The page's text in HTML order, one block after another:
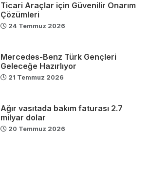
Ticari Araçlar için Güvenilir Onarım
Çözümleri
24 Temmuz 2026
Mercedes-Benz Türk Gençleri
Geleceğe Hazırlıyor
21 Temmuz 2026
Ağır vasıtada bakım faturası 2.7
milyar dolar
20 Temmuz 2026